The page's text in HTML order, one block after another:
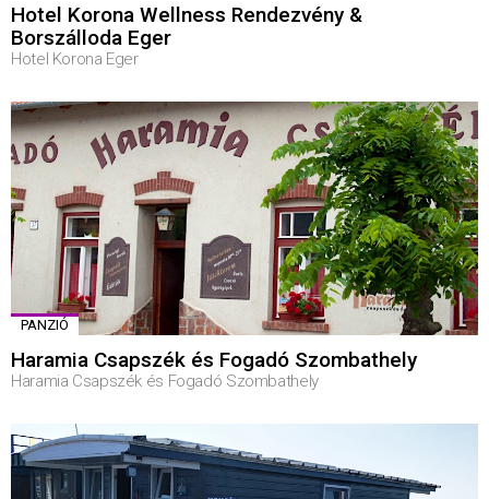
Hotel Korona Wellness Rendezvény &
Borszálloda Eger
Hotel Korona Eger
PANZIÓ
Haramia Csapszék és Fogadó Szombathely
Haramia Csapszék és Fogadó Szombathely